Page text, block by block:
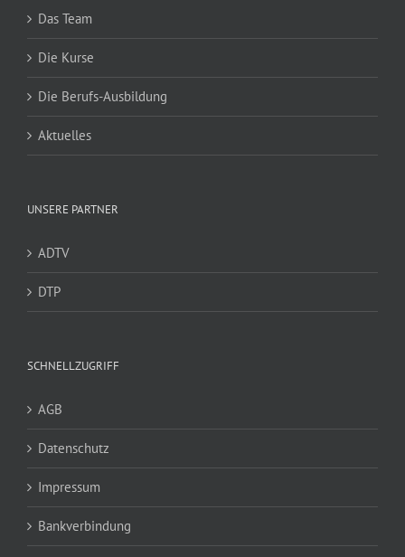
Das Team
Die Kurse
Die Berufs-Ausbildung
Aktuelles
UNSERE PARTNER
ADTV
DTP
SCHNELLZUGRIFF
AGB
Datenschutz
Impressum
Bankverbindung